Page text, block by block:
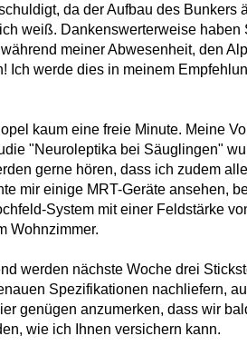
da der Aufbau des Bunkers
weiß. Dankenswerterweise haben
meiner Abwesenheit, den
Ich werde dies in meinem
kaum eine freie Minute. Meine
"Neuroleptika bei Säuglingen"
gerne hören, dass ich zudem
mir einige MRT-Geräte ansehen,
System mit einer Feldstärke
Wohnzimmer.
werden nächste Woche drei
Spezifikationen nachliefern,
genügen anzumerken, dass wir
wie ich Ihnen versichern kann.